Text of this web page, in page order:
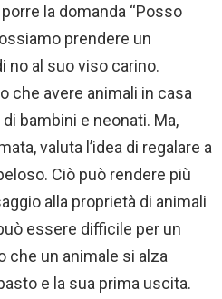
la domanda “Posso
prendere un
no al suo viso carino.
che avere animali in casa
bambini e neonati. Ma,
valuta l’idea di regalare a
Ciò può rendere più
alla proprietà di animali
essere difficile per un
che un animale si alza
e la sua prima uscita.